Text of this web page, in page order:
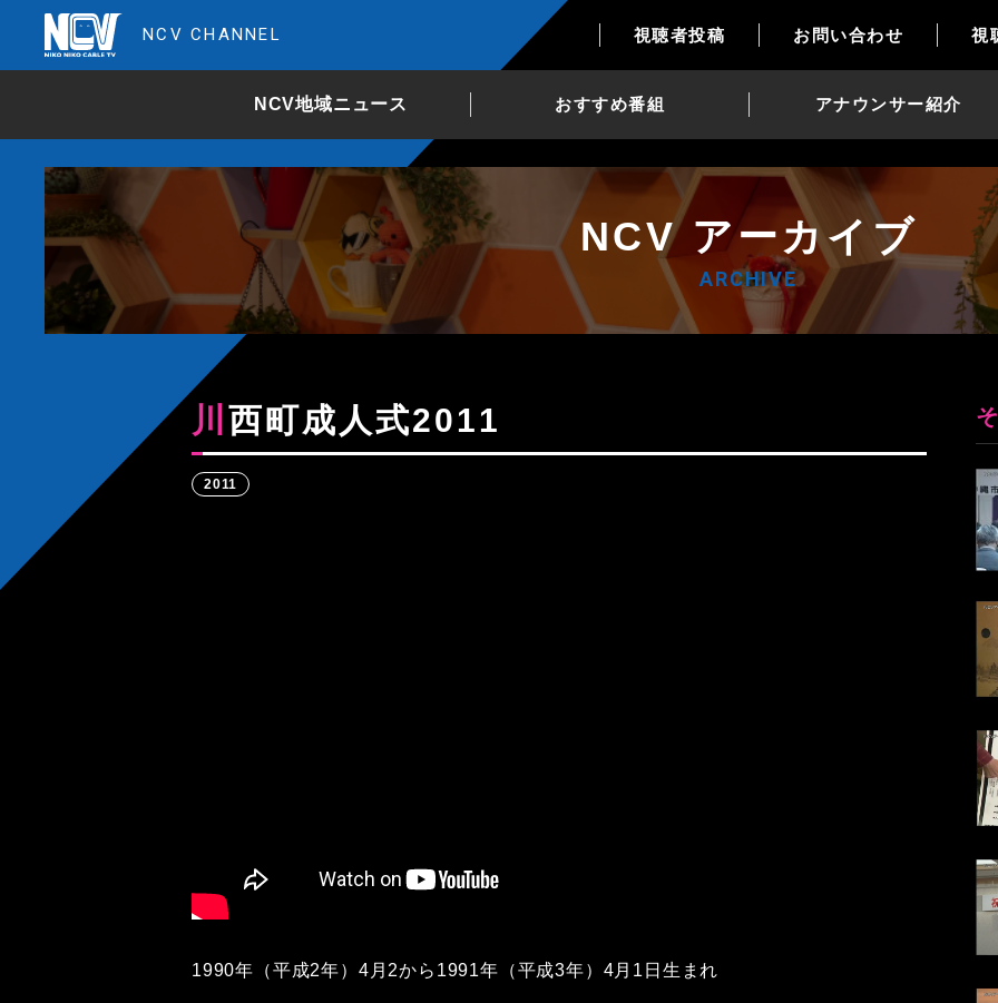
NCV CHANNEL 視聴者投稿 お問い合わせ 視
NCV地域ニュース おすすめ番組 アナウンサー紹介
NCV アーカイブ
ARCHIVE
川西町成人式2011
2011
1990年（平成2年）4月2から1991年（平成3年）4月1日生まれ